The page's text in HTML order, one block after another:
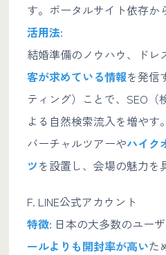
す。ポータルサイト依存か
活用法:
結婚準備のノウハウ、ドレ
客が求めている情報を発信
ティング）ことで、SEO（
よる自然検索流入を増やす。
バーチャルツアーやハイク
ツを設置し、会場の魅力を
F. LINE公式アカウント
特徴: 日本の大多数のユー
ールよりも開封率が高いた